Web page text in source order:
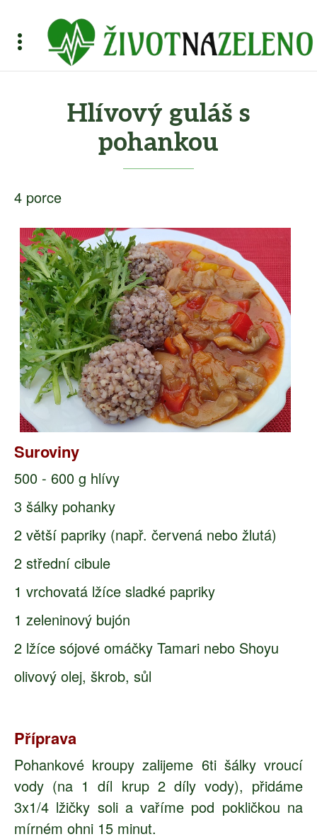
Hlívový guláš s
pohankou
4 porce
Suroviny
500 - 600 g hlívy
3 šálky pohanky
2 větší papriky (např. červená nebo žlutá)
2 střední cibule
1 vrchovatá lžíce sladké papriky
1 zeleninový bujón
2 lžíce sójové omáčky Tamari nebo Shoyu
olivový olej, škrob, sůl
Příprava
Pohankové kroupy zalijeme 6ti šálky vroucí
vody (na 1 díl krup 2 díly vody), přidáme
3x1/4 lžičky soli a vaříme pod pokličkou na
mírném ohni 15 minut.